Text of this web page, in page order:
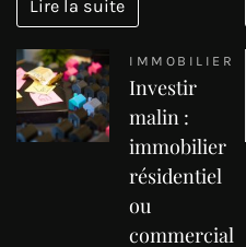
Lire la suite
IMMOBILIER
Investir
malin :
immobilier
résidentiel
ou
commercial